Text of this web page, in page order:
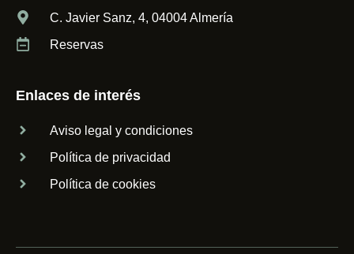
C. Javier Sanz, 4, 04004 Almería
Reservas
Enlaces de interés
Aviso legal y condiciones
Política de privacidad
Política de cookies